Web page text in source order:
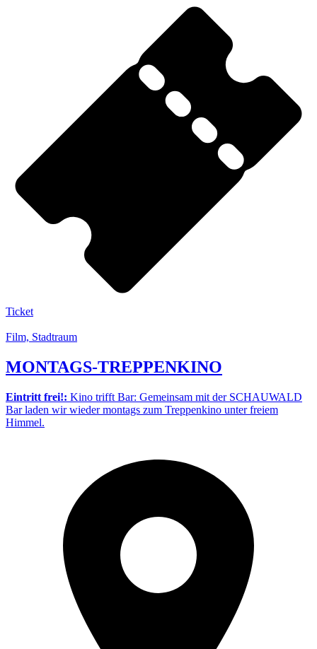
Ticket
Film, Stadtraum
MONTAGS-TREPPENKINO
Eintritt frei!: Kino trifft Bar: Gemeinsam mit der SCHAUWALD
Bar laden wir wieder montags zum Treppenkino unter freiem
Himmel.